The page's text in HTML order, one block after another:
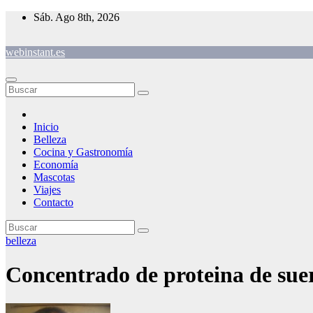
Saltar
Sáb. Ago 8th, 2026
webinstant.es
Inicio
Belleza
Cocina y Gastronomía
Economía
Mascotas
Viajes
Contacto
belleza
Concentrado de proteina de